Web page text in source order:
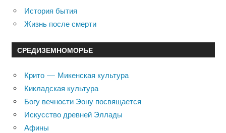
История бытия
Жизнь после смерти
СРЕДИЗЕМНОМОРЬЕ
Крито — Микенская культура
Кикладская культура
Богу вечности Эону посвящается
Искусство древней Эллады
Афины